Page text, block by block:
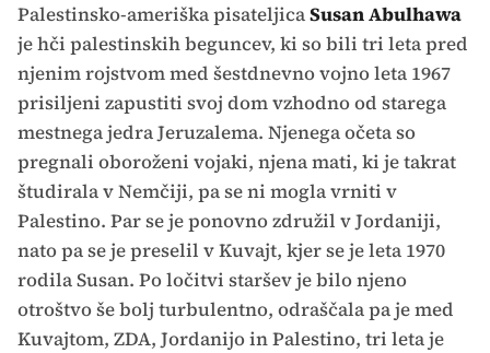
Palestinsko-ameriška pisateljicaSusan Abulhawa
je hči palestinskih beguncev, ki so bili tri leta pred
njenim rojstvom med šestdnevno vojno leta 1967
prisiljeni zapustiti svoj dom vzhodno od starega
mestnega jedra Jeruzalema. Njenega očeta so
pregnali oboroženi vojaki, njena mati, ki je takrat
študirala v Nemčiji, pa se ni mogla vrniti v
Palestino. Par se je ponovno združil v Jordaniji,
nato pa se je preselil v Kuvajt, kjer se je leta 1970
rodila Susan. Po ločitvi staršev je bilo njeno
otroštvo še bolj turbulentno, odraščala pa je med
Kuvajtom, ZDA, Jordanijo in Palestino, tri leta je